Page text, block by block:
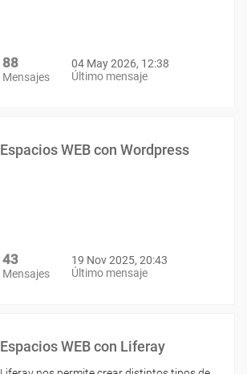
88
Mensajes
04 May 2026, 12:38
Último mensaje
Espacios WEB con Wordpress
43
Mensajes
19 Nov 2025, 20:43
Último mensaje
Espacios WEB con Liferay